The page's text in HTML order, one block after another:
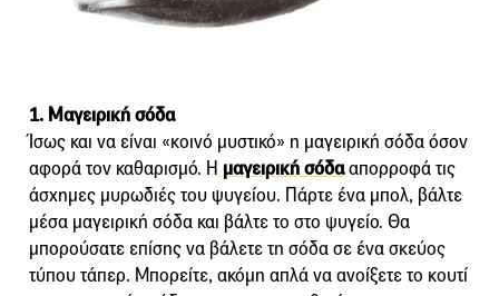
1. Μαγειρική σόδα
Ίσως και να είναι «κοινό μυστικό» η μαγειρική σόδα όσον
αφορά τον καθαρισμό. Η μαγειρική σόδααπορροφά τις
άσχημες μυρωδιές του ψυγείου. Πάρτε ένα μπολ, βάλτε
μέσα μαγειρική σόδα και βάλτε το στο ψυγείο. Θα
μπορούσατε επίσης να βάλετε τη σόδα σε ένα σκεύος
τύπου τάπερ. Μπορείτε, ακόμη απλά να ανοίξετε το κουτί